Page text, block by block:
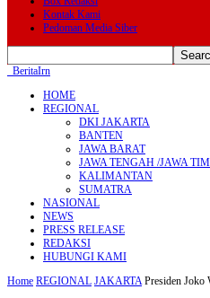
Kontak Kami
Pedoman Media Siber
BeritaIrn
HOME
REGIONAL
DKI JAKARTA
BANTEN
JAWA BARAT
JAWA TENGAH /JAWA
KALIMANTAN
SUMATRA
NASIONAL
NEWS
PRESS RELEASE
REDAKSI
HUBUNGI KAMI
Home REGIONAL JAKARTA Presiden Joko